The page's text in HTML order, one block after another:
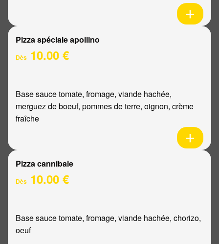
Pizza spéciale apollino
Dès 10.00 €
Base sauce tomate, fromage, viande hachée,
merguez de boeuf, pommes de terre, oignon, crème
fraîche
Pizza cannibale
Dès 10.00 €
Base sauce tomate, fromage, viande hachée, chorizo,
oeuf